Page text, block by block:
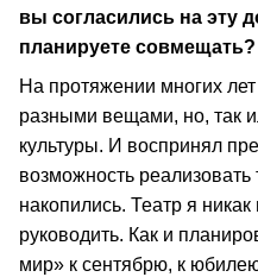
вы согласились на эту
планируете совмещать?
На протяжении многих
разными вещами, но, так
культуры. И воспринял
возможность
накопились. Театр я
руководить. Как и
мир» к сентябрю, к